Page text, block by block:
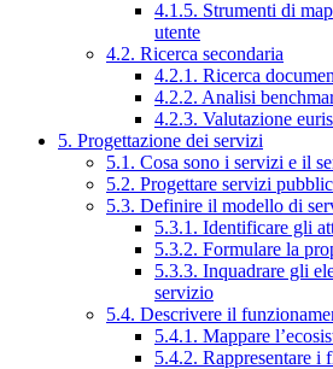
4.1.5. Strumenti di
utente
4.2. Ricerca secondaria
4.2.1. Ricerca
4.2.2. Analisi
4.2.3. Valutazione
5. Progettazione dei servizi
5.1. Cosa sono i servizi e il
5.2. Progettare servizi
5.3. Definire il modello di
5.3.1. Identificare gli
5.3.2. Formulare la
5.3.3. Inquadrare gli
servizio
5.4. Descrivere il
5.4.1. Mappare
5.4.2. Rappresentare i